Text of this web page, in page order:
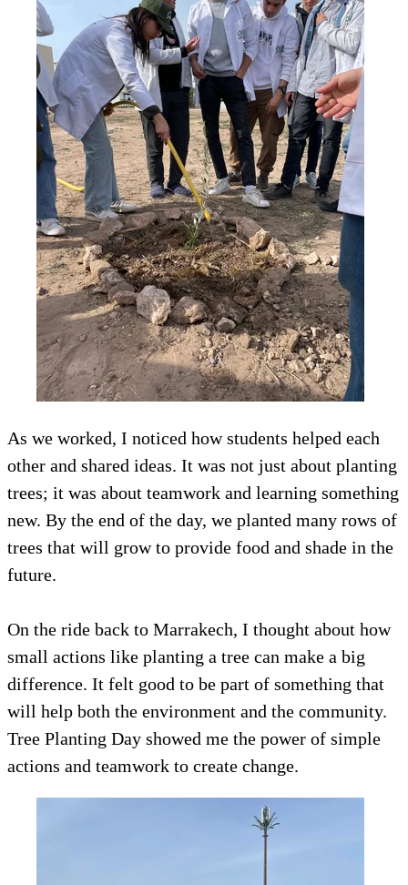
As we worked, I noticed how students helped each
other and shared ideas. It was not just about planting
trees; it was about teamwork and learning something
new. By the end of the day, we planted many rows of
trees that will grow to provide food and shade in the
future.
On the ride back to Marrakech, I thought about how
small actions like planting a tree can make a big
difference. It felt good to be part of something that
will help both the environment and the community.
Tree Planting Day showed me the power of simple
actions and teamwork to create change.